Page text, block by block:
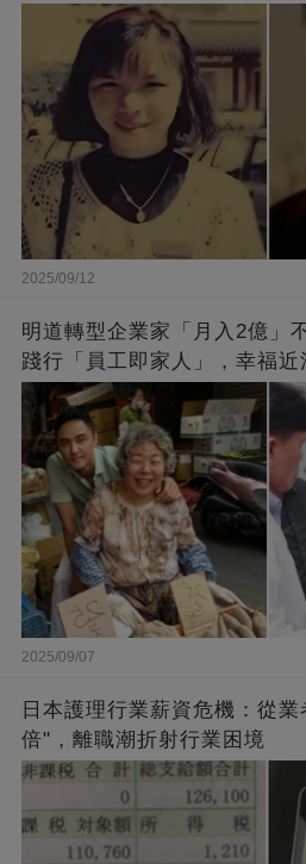
崩：真正的英雄不該被遺忘
2025/09/12
明道轉型企業家「月入2億」
踐行「員工即家人」，幸福
闆的福報
2025/09/07
日本護理行業薪資危機：從
倍"，離職潮折射行業困境